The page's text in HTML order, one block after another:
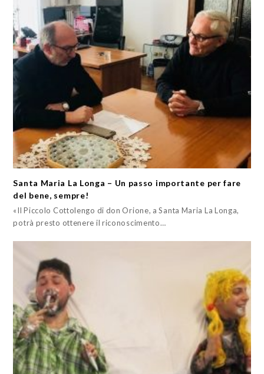
Santa Maria La Longa – Un passo importante per fare
del bene, sempre!
«Il Piccolo Cottolengo di don Orione, a Santa Maria La Longa,
potrà presto ottenere il riconoscimento…